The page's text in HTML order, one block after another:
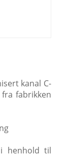
kanal C-
fabrikken
henhold til